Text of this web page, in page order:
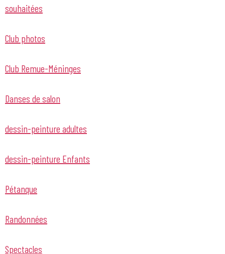
souhaitées
Club photos
Club Remue-Méninges
Danses de salon
dessin-peinture adultes
dessin-peinture Enfants
Pétanque
Randonnées
Spectacles